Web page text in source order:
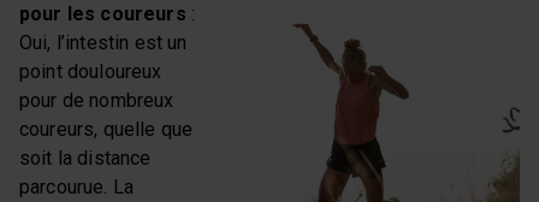
pour les coureurs :
Oui, l’intestin est un
point douloureux
pour de nombreux
coureurs, quelle que
soit la distance
parcourue. La